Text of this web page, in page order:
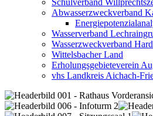
Schulverband
Abwasserzweckverband
Wasserverband
Wasserzweckverband
Wittelsbacher Land
Erholungsgebieteverein
vhs Landkreis Aichach-